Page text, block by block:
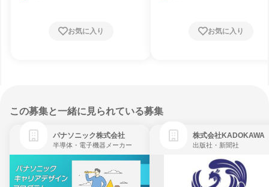
お気に入り お気に入り
この募集と一緒に見られている募集
パナソニック株式会社
半導体・電子機器メーカー
株式会社KADOKAWA
出版社・新聞社